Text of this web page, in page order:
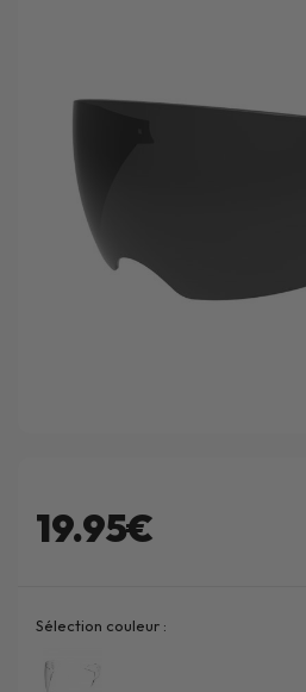
19.95€
Sélection couleur :